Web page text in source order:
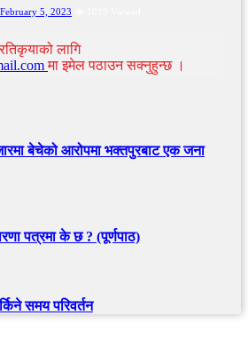
February 5, 2023
लागि
मा इमेल पठाउन सक्नुहुन्छ ।
बेचेको आरोपमा भक्तपुरबाट एक जना
पत्रमा के छ ? (पूर्णपाठ)
समय परिवर्तन